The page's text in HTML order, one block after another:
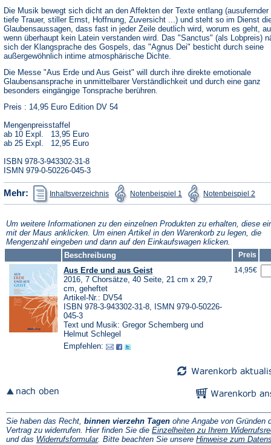
Die Musik bewegt sich dicht an den Affekten der Texte entlang (ausufernder
tiefe Trauer, stiller Ernst, Hoffnung, Zuversicht ...) und steht so im Dienst
Glaubensaussagen, dass fast in jeder Zeile deutlich wird, worum es geht,
wenn überhaupt kein Latein verstanden wird. Das "Sanctus" (als Lobpreis)
sich der Klangsprache des Gospels, das "Agnus Dei" besticht durch seine
außergewöhnlich intime atmosphärische Dichte.
Die Messe "Aus Erde und Aus Geist" will durch ihre direkte emotionale
Glaubensansprache in unmittelbarer Verständlichkeit und durch eine ganz
besonders eingängige Tonsprache berühren.
Preis : 14,95 Euro Edition DV 54
Mengenpreisstaffel
ab 10 Expl. 13,95 Euro
ab 25 Expl. 12,95 Euro
ISBN 978-3-943302-31-8
ISMN 979-0-50226-045-3
Mehr: Inhaltsverzeichnis
(Öffnet
in
einem
Tab)
Notenbeispiel 1
(Öffnet
in
einem
Tab)
Notenbeispiel 2in
Tab)
Um weitere Informationen zu den einzelnen Produkten zu erhalten, diese
mit der Maus anklicken. Um einen Artikel in den Warenkorb zu legen, die
Mengenzahl eingeben und dann auf den Einkaufswagen klicken.
Beschreibung
Preis
Aus Erde und aus Geist
2016, 7 Chorsätze, 40 Seite, 21 cm x 29,7
cm, geheftet
Artikel-Nr.: DV54
ISBN 978-3-943302-31-8, ISMN 979-0-50226-
045-3
Text und Musik: Gregor Schemberg und
Helmut Schlegel
Empfehlen:
14,95€
Sie haben das Recht, binnen vierzehn Tagen ohne Angabe von Gründen
Vertrag zu widerrufen. Hier finden Sie die Einzelheiten zu Ihrem
und das Widerrufsformular(Öffnet
. Bitte beachten Sie unsere Hinweise zum